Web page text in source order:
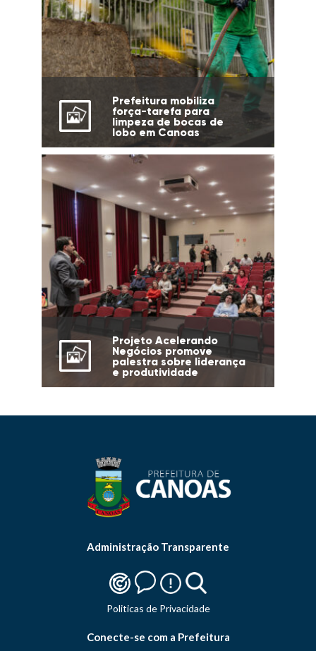
Prefeitura mobiliza
força-tarefa para
limpeza de bocas de
lobo em Canoas
Projeto Acelerando
Negócios promove
palestra sobre liderança
e produtividade
Administração Transparente
Politicas de Privacidade
Conecte-se com a Prefeitura